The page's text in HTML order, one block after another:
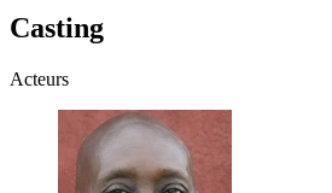
Casting
Acteurs